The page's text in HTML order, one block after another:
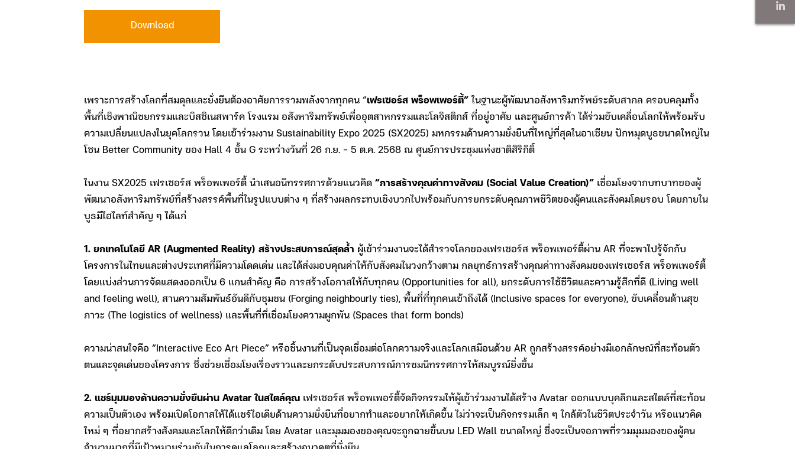
Download
เพราะการสร้างโลกที่สมดุลและยั่งยืนต้องอาศัยการรวมพลังจากทุกคน “ เฟรเซอร์ส พร็อพเพอร์ตี้” ในฐานะผู้พัฒนาอสังหาริมทรัพย์ระดับสากล ครอบคลุมทั้ง
พื้นที่เชิงพาณิชยกรรมและบิสซิเนสพาร์ค โรงแรม อสังหาริมทรัพย์เพื่ออุตสาหกรรมและโลจิสติกส์ ที่อยู่อาศัย และศูนย์การค้า ได้ร่วมขับเคลื่อนโลกให้พร้อมรับ
ความเปลี่ยนแปลงในยุคโลกรวน โดยเข้าร่วมงาน Sustainability Expo 2025 (SX2025) มหกรรมด้านความยั่งยืนที่ใหญ่ที่สุดในอาเซียน ปักหมุดบูธขนาดใหญ่ใน
โซน Better Community ของ Hall 4 ชั้น G ระหว่างวันที่ 26 ก.ย. – 5 ต.ค. 2568 ณ ศูนย์การประชุมแห่งชาติสิริกิติ์
ในงาน SX2025 เฟรเซอร์ส พร็อพเพอร์ตี้ นำเสนอนิทรรศการด้วยแนวคิด “การสร้างคุณค่าทางสังคม (Social Value Creation)” เชื่อมโยงจากบทบาทของผู้
พัฒนาอสังหาริมทรัพย์ที่สร้างสรรค์พื้นที่ในรูปแบบต่าง ๆ ที่สร้างผลกระทบเชิงบวกไปพร้อมกับการยกระดับคุณภาพชีวิตของผู้คนและสังคมโดยรอบ โดยภายใน
บูธมีไฮไลท์สำคัญ ๆ ได้แก่
1. ยกเทคโนโลยี AR (Augmented Reality) สร้างประสบการณ์สุดล้ำ ผู้เข้าร่วมงานจะได้สำรวจโลกของเฟรเซอร์ส พร็อพเพอร์ตี้ผ่าน AR ที่จะพาไปรู้จักกับ
โครงการในไทยและต่างประเทศที่มีความโดดเด่น และได้ส่งมอบคุณค่าให้กับสังคมในวงกว้างตาม กลยุทธ์การสร้างคุณค่าทางสังคมของเฟรเซอร์ส พร็อพเพอร์ตี้
โดยแบ่งส่วนการจัดแสดงออกเป็น 6 แกนสำคัญ คือ การสร้างโอกาสให้กับทุกคน (Opportunities for all), ยกระดับการใช้ชีวิตและความรู้สึกที่ดี (Living well
and feeling well), สานความสัมพันธ์อันดีกับชุมชน (Forging neighbourly ties), พื้นที่ที่ทุกคนเข้าถึงได้ (Inclusive spaces for everyone), ขับเคลื่อนด้านสุข
ภาวะ (The logistics of wellness) และพื้นที่ที่เชื่อมโยงความผูกพัน (Spaces that form bonds)
ความน่าสนใจคือ “Interactive Eco Art Piece” หรือชิ้นงานที่เป็นจุดเชื่อมต่อโลกความจริงและโลกเสมือนด้วย AR ถูกสร้างสรรค์อย่างมีเอกลักษณ์ที่สะท้อนตัว
ตนและจุดเด่นของโครงการ ซึ่งช่วยเชื่อมโยงเรื่องราวและยกระดับประสบการณ์การชมนิทรรศการให้สมบูรณ์ยิ่งขึ้น
2. แชร์มุมมองด้านความยั่งยืนผ่าน Avatar ในสไตล์คุณ เฟรเซอร์ส พร็อพเพอร์ตี้จัดกิจกรรมให้ผู้เข้าร่วมงานได้สร้าง Avatar ออกแบบบุคลิกและสไตล์ที่สะท้อน
ความเป็นตัวเอง พร้อมเปิดโอกาสให้ได้แชร์ไอเดียด้านความยั่งยืนที่อยากทำและอยากให้เกิดขึ้น ไม่ว่าจะเป็นกิจกรรมเล็ก ๆ ใกล้ตัวในชีวิตประจำวัน หรือแนวคิด
ใหม่ ๆ ที่อยากสร้างสังคมและโลกให้ดีกว่าเดิม โดย Avatar และมุมมองของคุณจะถูกฉายขึ้นบน LED Wall ขนาดใหญ่ ซึ่งจะเป็นจอภาพที่รวมมุมมองของผู้คน